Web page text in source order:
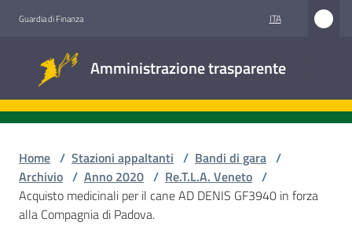
Guardia di Finanza ITA
Amministrazione trasparente
trasparente
Accesso
Home / Stazioni appaltanti / Bandi di gara /
Archivio / Anno 2020 / Re.T.L.A. Veneto /
Acquisto medicinali per il cane AD DENIS GF3940 in forza
alla Compagnia di Padova.